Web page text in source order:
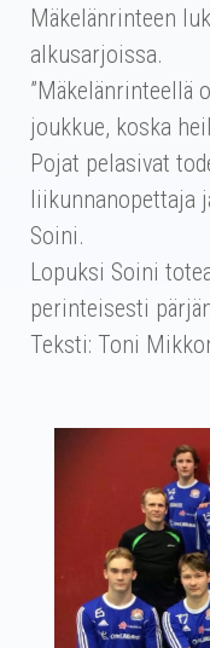
Mäkelänrinteen
alkusarjoissa.
”Mäkelänrinteellä
joukkue, koska
Pojat pelasivat
liikunnanopettaja
Soini.
Lopuksi Soini
perinteisesti
Teksti: Toni